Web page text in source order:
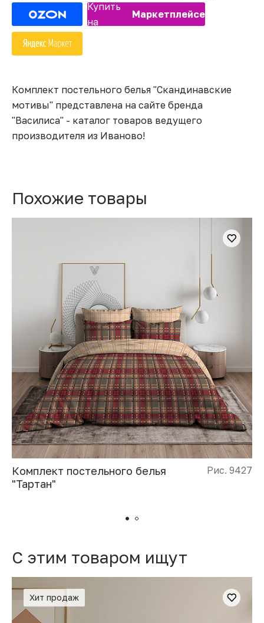
Купить
на
Маркетплейсе
Комплект постельного белья "Скандинавские
мотивы" представлена на сайте бренда
"Василиса" - каталог товаров ведущего
производителя из Иваново!
Похожие товары
Комплект постельного белья
"Тартан"
Рис. 9427
C этим товаром ищут
Хит продаж